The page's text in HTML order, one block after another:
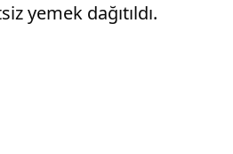
yemek dağıtıldı.